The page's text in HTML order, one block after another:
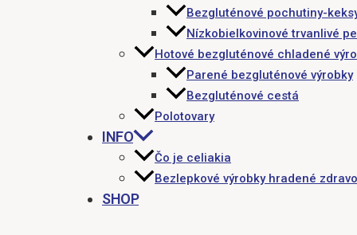
Bezgluténové pochutiny-
Nízkobielkovinové trvanlivé
Hotové bezgluténové chladené
Parené bezgluténové výrobky
Bezgluténové cestá
Polotovary
INFO
Čo je celiakia
Bezlepkové výrobky hradené
SHOP